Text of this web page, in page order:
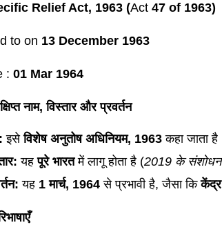
Relief Act, 1963 (Act 47 of 1963)
to on 13 December 1963
: 01 Mar 1964
नाम, विस्तार और प्रवर्तन
इसेविशेष अनुतोष अधिनियम, 1963 कहा जाता
यहपूरे भारतमें लागू होता है (2019 के संशोधन
यह 1 मार्च, 1964 से प्रभावी है, जैसा कि